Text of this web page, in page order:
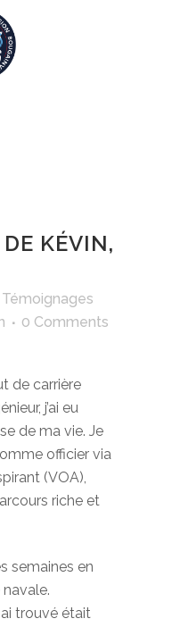
KÉVIN,
Témoignages
0 Comments
de carrière
j’ai eu
de ma vie. Je
officier via
(VOA),
riche et
semaines en
ai trouvé était